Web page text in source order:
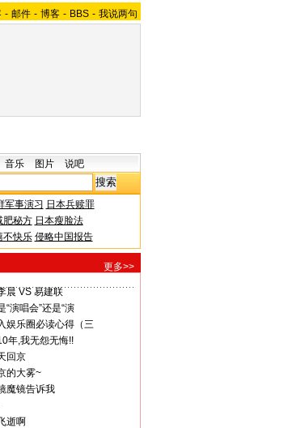
- 邮件 - 博客 - BBS - 我说两句
音乐 图片 说吧
军事演习 日本兵赎罪
肥秘方 日本瘦脸法
不快乐 侵略中国报告
更多>>
晨 VS 易建联
“演唱会”还是“演
娱乐圈必读心得（三
年,我无怨无悔!!
回京
的大雾~
魔镜告诉我
逝啊